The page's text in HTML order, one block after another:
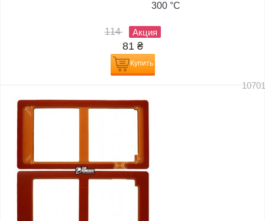
300 °C
114 Акция
81 ₴
Купить